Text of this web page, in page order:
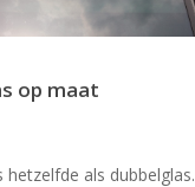
op maat
hetzelfde als dubbelglas.